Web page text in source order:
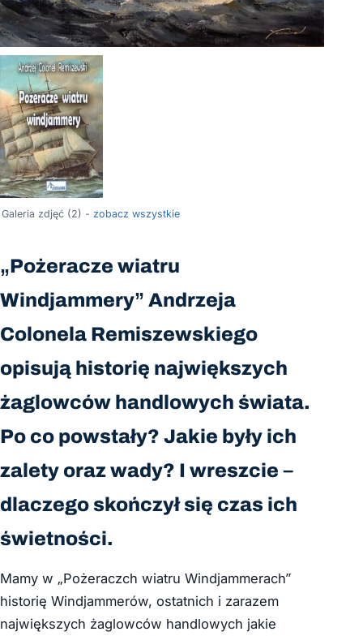
Galeria zdjęć (2) - zobacz wszystkie
„Pożeracze wiatru
Windjammery” Andrzeja
Colonela Remiszewskiego
opisują historię największych
żaglowców handlowych świata.
Po co powstały? Jakie były ich
zalety oraz wady? I wreszcie –
dlaczego skończył się czas ich
świetności.
Mamy w „Pożeraczch wiatru Windjammerach”
historię Windjammerów, ostatnich i zarazem
największych żaglowców handlowych jakie